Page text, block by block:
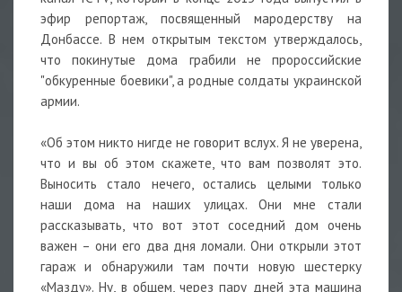
эфир репортаж, посвященный мародерству на
Донбассе. В нем открытым текстом утверждалось,
что покинутые дома грабили не пророссийские
"обкуренные боевики", а родные солдаты украинской
армии.
«Об этом никто нигде не говорит вслух. Я не уверена,
что и вы об этом скажете, что вам позволят это.
Выносить стало нечего, остались целыми только
наши дома на наших улицах. Они мне стали
рассказывать, что вот этот соседний дом очень
важен – они его два дня ломали. Они открыли этот
гараж и обнаружили там почти новую шестерку
«Мазду». Ну, в общем, через пару дней эта машина